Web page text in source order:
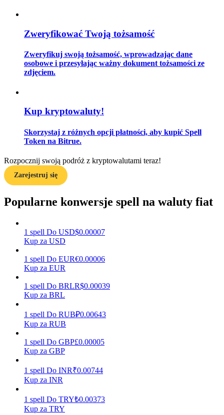
Dowiedz się, jak zachować rentowność
Zarabiać
Codziennie zdobywaj konkurencyjne nagrody
Zweryfikować Twoją tożsamość
Zweryfikuj swoją tożsamość, wprowadzając dane
osobowe i przesyłając ważny dokument tożsamości ze
zdjęciem.
Kup kryptowaluty!
Skorzystaj z różnych opcji płatności, aby kupić Spell
Token na Bitrue.
Rozpocznij swoją podróż z kryptowalutami teraz!
Zarejestruj się
Popularne konwersje spell na waluty fiat
1 spell Do USD$0.00007
Kup za USD
1 spell Do EUR€0.00006
Kup za EUR
1 spell Do BRLR$0.00039
Kup za BRL
1 spell Do RUB₽0.00643
Kup za RUB
1 spell Do GBP£0.00005
Kup za GBP
1 spell Do INR₹0.00744
Kup za INR
1 spell Do TRY₺0.00373
Kup za TRY